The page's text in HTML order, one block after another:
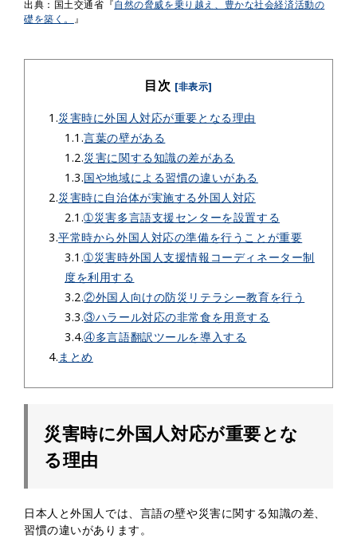
出典：国土交通省『自然の脅威を乗り越え、豊かな社会経済活動の
礎を築く。 』
目次 [非表示]
1.災害時に外国人対応が重要となる理由
1.1.言葉の壁がある
1.2.災害に関する知識の差がある
1.3.国や地域による習慣の違いがある
2.災害時に自治体が実施する外国人対応
2.1.➀災害多言語支援センターを設置する
3.平常時から外国人対応の準備を行うことが重要
3.1.➀災害時外国人支援情報コーディネーター制
度を利用する
3.2.②外国人向けの防災リテラシー教育を行う
3.3.③ハラール対応の非常食を用意する
3.4.④多言語翻訳ツールを導入する
4. まとめ
災害時に外国人対応が重要とな
る理由
日本人と外国人では、言語の壁や災害に関する知識の差、
習慣の違いがあります。